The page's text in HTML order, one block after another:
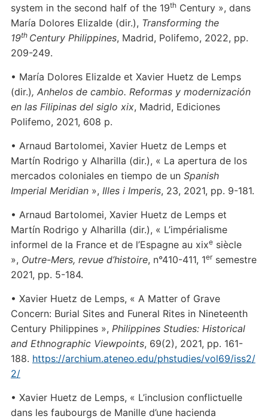
system in the second half of the 19thCentury », dans
María Dolores Elizalde (dir.), Transforming the
19th Century Philippines, Madrid, Polifemo, 2022, pp.
209-249.
• María Dolores Elizalde et Xavier Huetz de Lemps
(dir.), Anhelos de cambio. Reformas y modernización
en las Filipinas del siglo xix, Madrid, Ediciones
Polifemo, 2021, 608 p.
• Arnaud Bartolomei, Xavier Huetz de Lemps et
Martín Rodrigo y Alharilla (dir.), « La apertura de los
mercados coloniales en tiempo de un Spanish
Imperial Meridian», Illes i Imperis, 23, 2021, pp. 9-181.
• Arnaud Bartolomei, Xavier Huetz de Lemps et
Martín Rodrigo y Alharilla (dir.), « L’impérialisme
informel de la France et de l’Espagne au xixesiècle
», Outre-Mers, revue d’histoire, n°410-411, 1ersemestre
2021, pp. 5-184.
• Xavier Huetz de Lemps, « A Matter of Grave
Concern: Burial Sites and Funeral Rites in Nineteenth
Century Philippines », Philippines Studies: Historical
and Ethnographic Viewpoints, 69(2), 2021, pp. 161-
188. https://archium.ateneo.edu/phstudies/vol69/iss2/
2/
• Xavier Huetz de Lemps, « L’inclusion conflictuelle
dans les faubourgs de Manille d’une hacienda